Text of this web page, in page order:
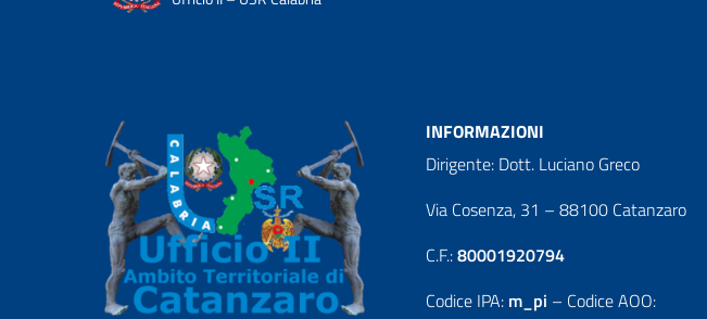
INFORMAZIONI
Dirigente: Dott. Luciano Greco
Via Cosenza, 31 – 88100 Catanzaro
C.F.:80001920794
Codice IPA: m_pi – Codice AOO: